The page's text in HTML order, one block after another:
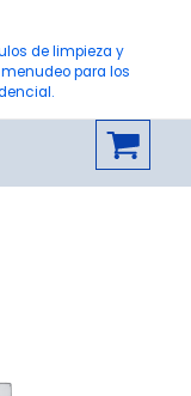
de limpieza y
para los